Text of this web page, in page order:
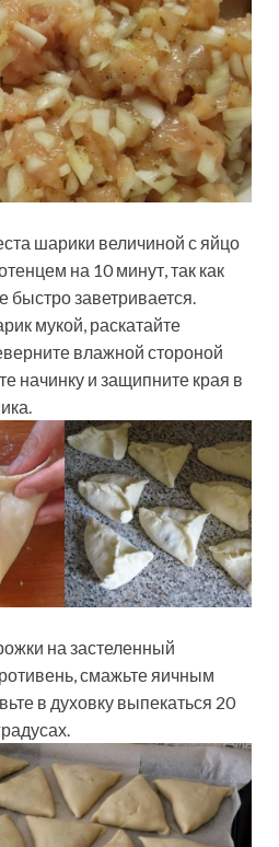
шарики величиной с яйцо
на 10 минут, так как
быстро заветривается.
мукой, раскатайте
влажной стороной
начинку и защипните края в
на застеленный
смажьте яичным
в духовку выпекаться 20